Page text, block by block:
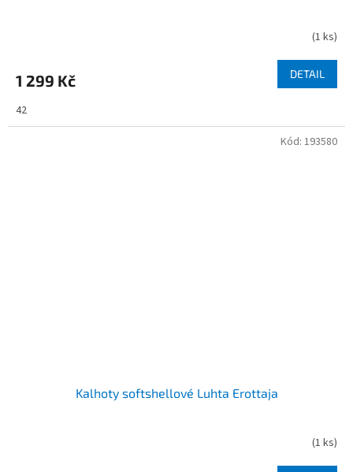
(1 ks)
1 299 Kč DETAIL
42
Kalhoty softshellové Luhta Erottaja
(1 ks)
Kód: 193580